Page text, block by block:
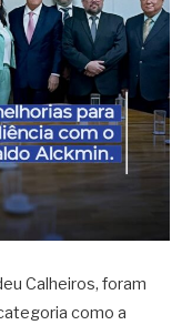
Calheiros, foram
como a